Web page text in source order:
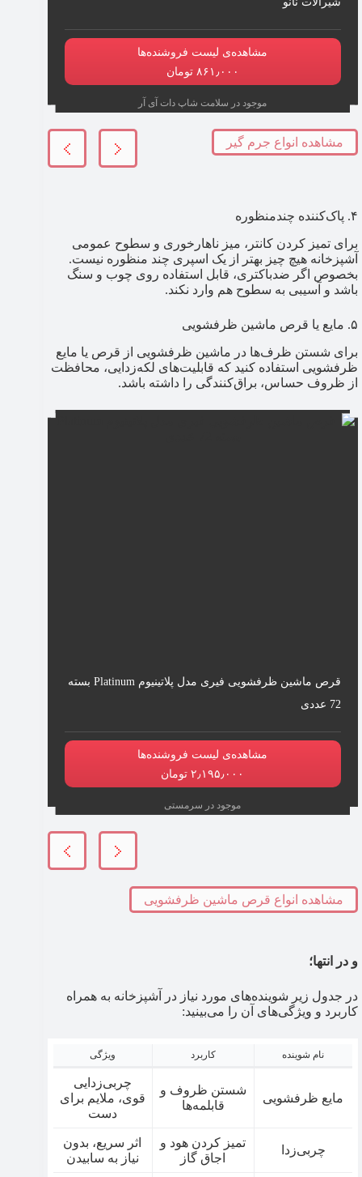
مشاهده‌ی لیست فروشنده‌ها
۸۶۱٫۰۰۰ تومان
موجود در سلامت شاپ دات آی آر
مشاهده انواع جرم گیر
۴. پاک‌کننده چندمنظوره
برای تمیز کردن کانتر، میز ناهارخوری و سطوح عمومی
آشپزخانه هیچ چیز بهتر از یک اسپری چند منظوره نیست.
بخصوص اگر ضدباکتری، قابل استفاده روی چوب و سنگ
باشد و آسیبی به سطوح هم وارد نکند.
۵. مایع یا قرص ماشین ظرفشویی
برای شستن ظرف‌ها در ماشین ظرفشویی از قرص یا مایع
ظرفشویی استفاده کنید که قابلیت‌های لکه‌زدایی، محافظت
از ظروف حساس، براق‌کنندگی را داشته باشد.
قرص ماشین ظرفشویی فیری مدل پلاتینیوم Platinum بسته
72 عددی
مشاهده‌ی لیست فروشنده‌ها
۲٫۱۹۵٫۰۰۰ تومان
موجود در سرمستی
مشاهده انواع قرص ماشین ظرفشویی
و در انتها؛
در جدول زیر شوینده‌های مورد نیاز در آشپزخانه به همراه
کاربرد و ویژگی‌های آن را می‌بینید:
نام شوینده کاربرد ویژگی
مایع ظرفشویی
شستن ظروف و
قابلمه‌ها
چربی‌زدایی
قوی، ملایم برای
دست
چربی‌زدا
تمیز کردن هود و
اجاق گاز
اثر سریع، بدون
نیاز به سابیدن